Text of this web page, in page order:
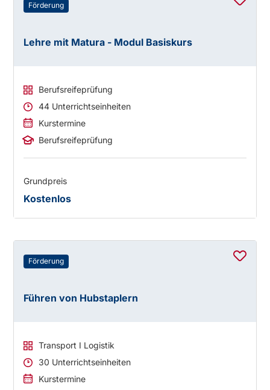
Förderung
Lehre mit Matura - Modul Basiskurs
Berufsreifeprüfung
44 Unterrichtseinheiten
Kurstermine
Berufsreifeprüfung
Grundpreis
Kostenlos
Förderung
Führen von Hubstaplern
Transport I Logistik
30 Unterrichtseinheiten
Kurstermine